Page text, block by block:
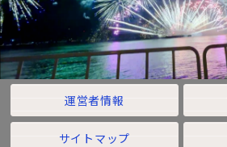
運営者情報
サイトマップ